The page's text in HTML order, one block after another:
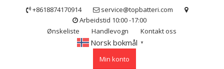
+8618874170914
service@topbatteri.com
Arbeidstid 10:00 -17:00
Ønskeliste
Handlevogn Kontakt oss
Norsk bokmål ▼
Min konto